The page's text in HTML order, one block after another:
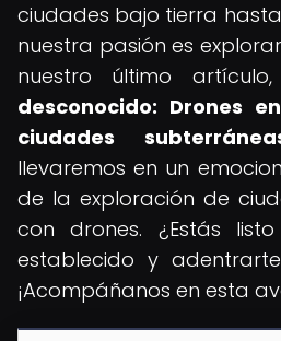
ciudades bajo tierra
nuestra pasión es
nuestro último
desconocido: Drones
ciudades
llevaremos en un
de la exploración de
con drones. ¿Estás
establecido y
¡Acompáñanos en esta